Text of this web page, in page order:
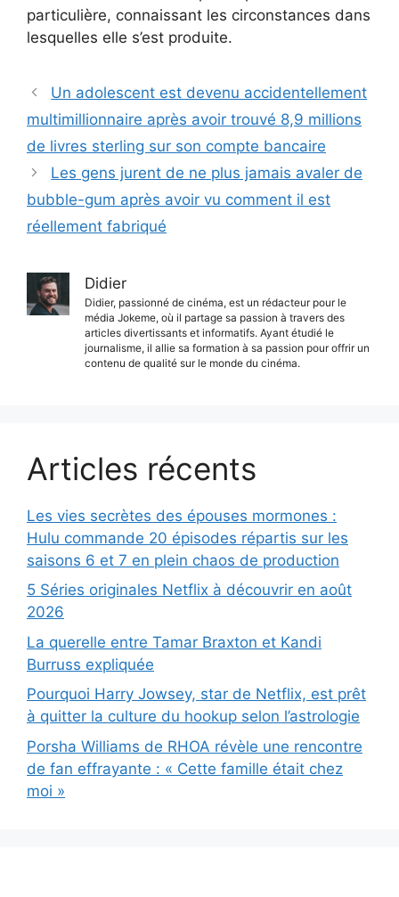
particulière, connaissant les circonstances dans
lesquelles elle s’est produite.
Un adolescent est devenu accidentellement
multimillionnaire après avoir trouvé 8,9 millions
de livres sterling sur son compte bancaire
Les gens jurent de ne plus jamais avaler de
bubble-gum après avoir vu comment il est
réellement fabriqué
Didier
Didier, passionné de cinéma, est un rédacteur pour le
média Jokeme, où il partage sa passion à travers des
articles divertissants et informatifs. Ayant étudié le
journalisme, il allie sa formation à sa passion pour offrir un
contenu de qualité sur le monde du cinéma.
Articles récents
Les vies secrètes des épouses mormones :
Hulu commande 20 épisodes répartis sur les
saisons 6 et 7 en plein chaos de production
5 Séries originales Netflix à découvrir en août
2026
La querelle entre Tamar Braxton et Kandi
Burruss expliquée
Pourquoi Harry Jowsey, star de Netflix, est prêt
à quitter la culture du hookup selon l’astrologie
Porsha Williams de RHOA révèle une rencontre
de fan effrayante : « Cette famille était chez
moi »